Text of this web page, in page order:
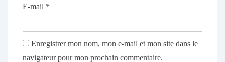
E-mail *
Enregistrer mon nom, mon e-mail et mon site dans le
navigateur pour mon prochain commentaire.